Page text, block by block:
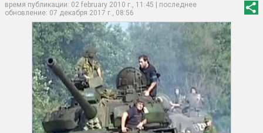
время публикации: 02 february 2010 г., 11:45 | последнее
обновление: 07 декабря 2017 г., 08:56